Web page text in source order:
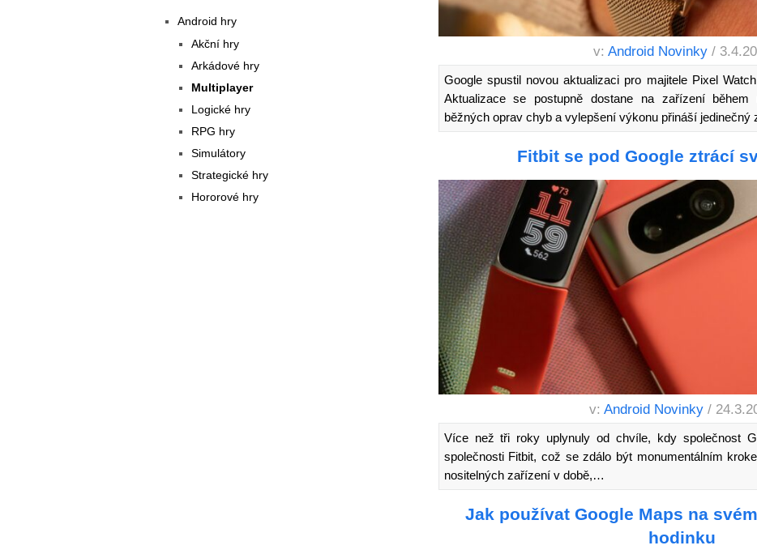
v: Android Novinky /
Google spustil novou aktualizaci pro majitele Pixel
Aktualizace se postupně dostane na zařízení
běžných oprav chyb a vylepšení výkonu přináší
Fitbit se pod Google ztrácí
v:Android Novinky /
Více než tři roky uplynuly od chvíle, kdy společnost
společnosti Fitbit, což se zdálo být monumentálním
nositelných zařízení v době,…
Jak používat Google Maps na
hodinku
Android hry
Akční hry
Arkádové hry
Multiplayer
Logické hry
RPG hry
Simulátory
Strategické hry
Hororové hry